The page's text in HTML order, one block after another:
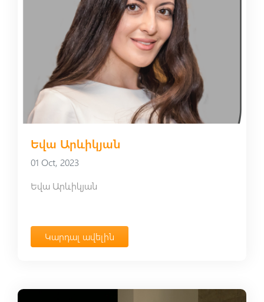
Եվա Արևիկյան
01 Oct, 2023
Եվա Արևիկյան
Կարդալ ավելին